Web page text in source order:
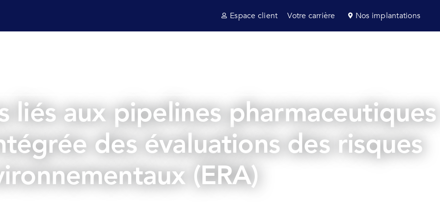
Espace client Votre carrière Nos implantations
liés aux pipelines pharmaceutiques
des évaluations des risques
(ERA)